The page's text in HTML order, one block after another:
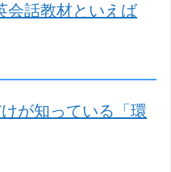
会話教材といえば
が知っている「環